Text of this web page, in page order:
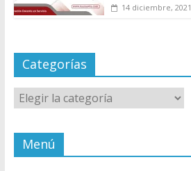
14 diciembre, 2021
Categorías
Categorías
Menú